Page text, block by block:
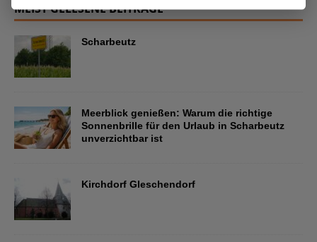
MEIST GELESENE BEITRÄGE
Scharbeutz
Meerblick genießen: Warum die richtige
Sonnenbrille für den Urlaub in Scharbeutz
unverzichtbar ist
Kirchdorf Gleschendorf